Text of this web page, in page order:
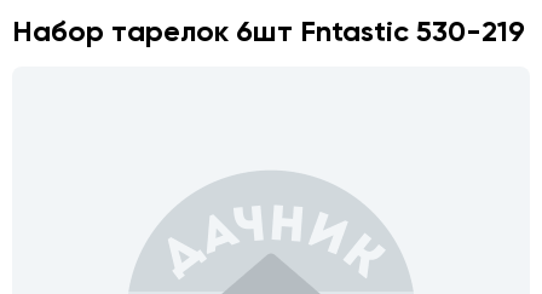
Набор тарелок 6шт Fntastic 530-219